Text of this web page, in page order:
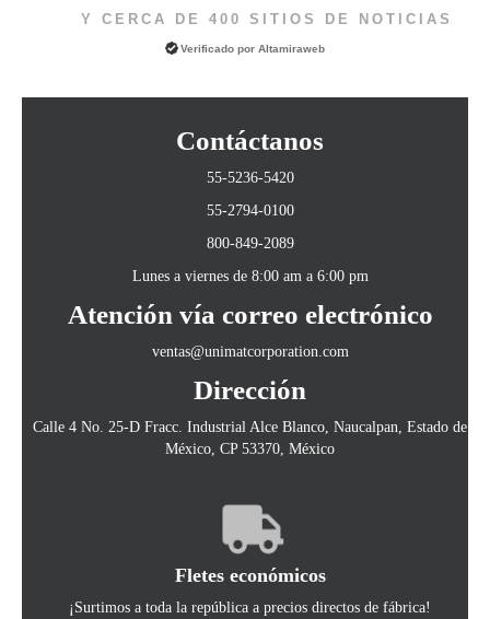
Y CERCA DE 400 SITIOS DE NOTICIAS
Verificado porAltamiraweb
Contáctanos
55-5236-5420
55-2794-0100
800-849-2089
Lunes a viernes de 8:00 am a 6:00 pm
Atención vía correo electrónico
ventas@unimatcorporation.com
Dirección
Calle 4 No. 25-D Fracc. Industrial Alce Blanco, Naucalpan, Estado de
México, CP 53370, México
Fletes económicos
¡Surtimos a toda la república a precios directos de fábrica!